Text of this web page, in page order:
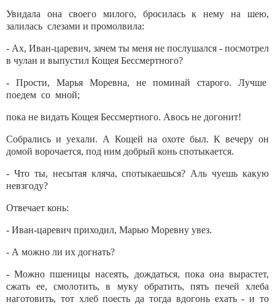
Увидала она своего милого, бросилась к нему на шею,
залилась слезами и промолвила:
- Ах, Иван-царевич, зачем ты меня не послушался - посмотрел
в чулан и выпустил Кощея Бессмертного?
- Прости, Марья Моревна, не поминай старого. Лучше
поедем со мной;
пока не видать Кощея Бессмертного. Авось не догонит!
Собрались и уехали. А Кощей на охоте был. К вечеру он
домой ворочается, под ним добрый конь спотыкается.
- Что ты, несытая кляча, спотыкаешься? Аль чуешь какую
невзгоду?
Отвечает конь:
- Иван-царевич приходил, Марью Моревну увез.
- А можно ли их догнать?
- Можно пшеницы насеять, дождаться, пока она вырастет,
сжать ее, смолотить, в муку обратить, пять печей хлеба
наготовить, тот хлеб поесть да тогда вдогонь ехать - и то